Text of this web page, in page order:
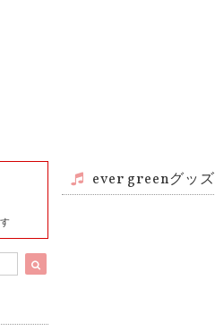
ever greenグッズ